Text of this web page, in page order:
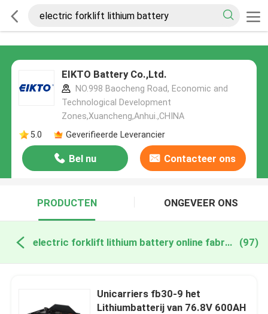
EIKTO Battery Co.,Ltd.
NO.998 Baocheng Road, Economic and
Technological Development
Zones,Xuancheng,Anhui.,CHINA
5.0
Geverifieerde Leverancier
Bel nu Contacteer ons
PRODUCTEN ONGEVEER ONS
electric forklift lithium battery online fabricage (97)
Unicarriers fb30-9 het
Lithiumbatterij van 76.8V 600AH